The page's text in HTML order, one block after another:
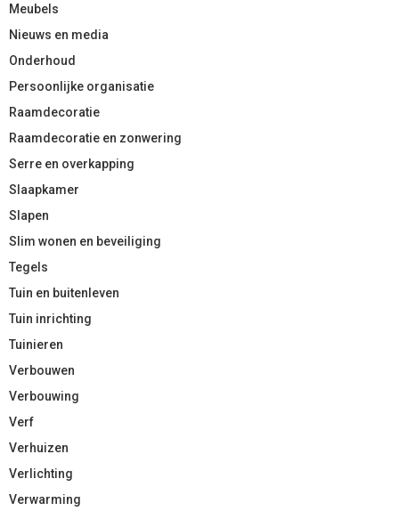
Meubels
Nieuws en media
Onderhoud
Persoonlijke organisatie
Raamdecoratie
Raamdecoratie en zonwering
Serre en overkapping
Slaapkamer
Slapen
Slim wonen en beveiliging
Tegels
Tuin en buitenleven
Tuin inrichting
Tuinieren
Verbouwen
Verbouwing
Verf
Verhuizen
Verlichting
Verwarming